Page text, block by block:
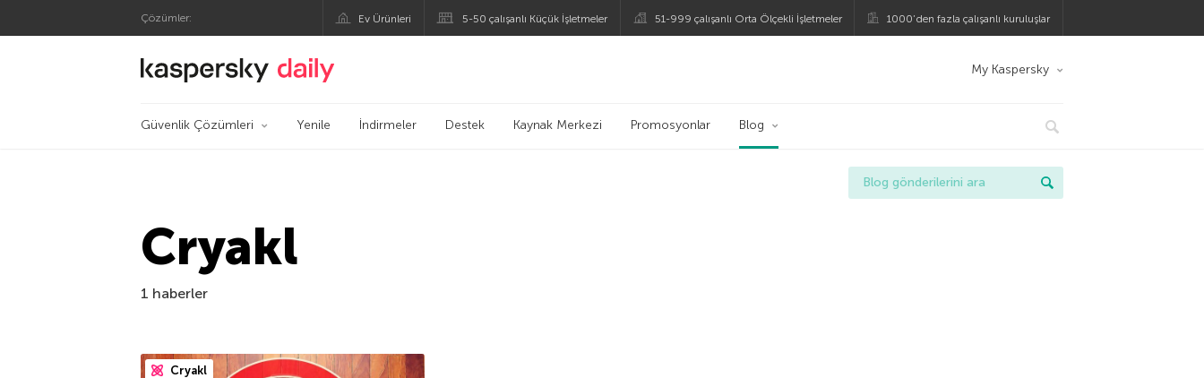
Çözümler: Ev Ürünleri 5-50 çalışanlı Küçük İşletmeler 51-999 çalışanlı Orta Ölçekli İşletmeler 1000’den fazla çalışanlı kuruluşlar
Kaspersky Resmi Blogu My Kaspersky
Güvenlik Çözümleri Yenile İndirmeler Destek Kaynak Merkezi Promosyonlar Blog
Cryakl
1 haberler
Cryakl